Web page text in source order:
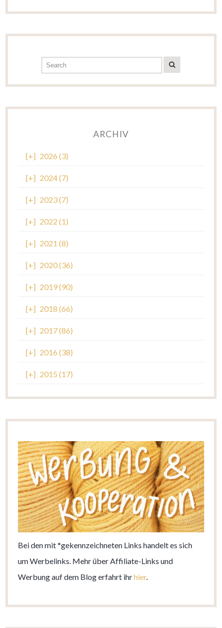
ARCHIV
[+] 2026 (3)
[+] 2024 (7)
[+] 2023 (7)
[+] 2022 (1)
[+] 2021 (8)
[+] 2020 (36)
[+] 2019 (90)
[+] 2018 (66)
[+] 2017 (86)
[+] 2016 (38)
[+] 2015 (17)
Bei den mit *gekennzeichneten Links handelt es sich
um Werbelinks. Mehr über Affiliate-Links und
Werbung auf dem Blog erfahrt ihrhier.